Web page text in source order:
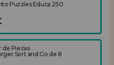
Puzzles Educa 250
de Piezas
Sort and Go de 8